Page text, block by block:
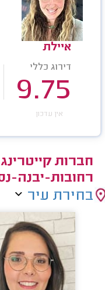
איילת
דירוג כללי
9.75
אין עדכון
חברות
רחובות-יבנה-
בחירת עיר